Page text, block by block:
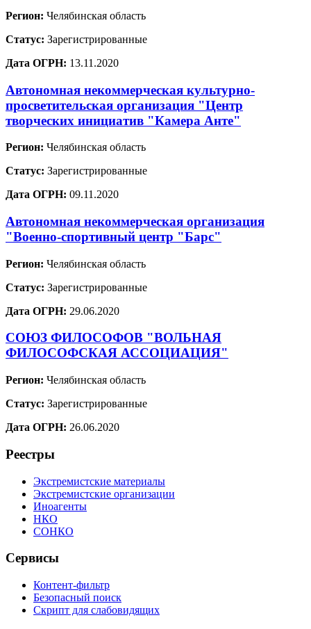
Регион: Челябинская область
Статус: Зарегистрированные
Дата ОГРН: 13.11.2020
Автономная некоммерческая культурно-
просветительская организация "Центр
творческих инициатив "Камера Анте"
Регион: Челябинская область
Статус: Зарегистрированные
Дата ОГРН: 09.11.2020
Автономная некоммерческая организация
"Военно-спортивный центр "Барс"
Регион: Челябинская область
Статус: Зарегистрированные
Дата ОГРН: 29.06.2020
СОЮЗ ФИЛОСОФОВ "ВОЛЬНАЯ
ФИЛОСОФСКАЯ АССОЦИАЦИЯ"
Регион: Челябинская область
Статус: Зарегистрированные
Дата ОГРН: 26.06.2020
Реестры
Экстремистские материалы
Экстремистские организации
Иноагенты
НКО
СОНКО
Сервисы
Контент-фильтр
Безопасный поиск
Скрипт для слабовидящих